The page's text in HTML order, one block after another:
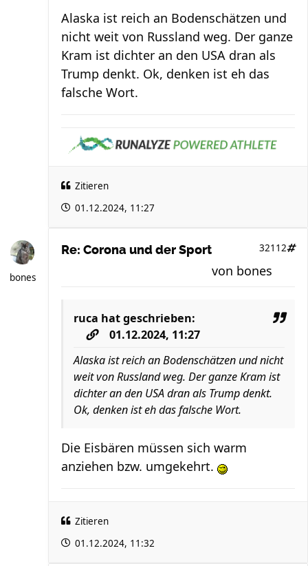
Alaska ist reich an Bodenschätzen und
nicht weit von Russland weg. Der ganze
Kram ist dichter an den USA dran als
Trump denkt. Ok, denken ist eh das
falsche Wort.
Zitieren
01.12.2024, 11:27
bones
Re: Corona und der Sport 32112
von bones
ruca hat geschrieben:
01.12.2024, 11:27
Alaska ist reich an Bodenschätzen und nicht
weit von Russland weg. Der ganze Kram ist
dichter an den USA dran als Trump denkt.
Ok, denken ist eh das falsche Wort.
Die Eisbären müssen sich warm
anziehen bzw. umgekehrt.
Zitieren
01.12.2024, 11:32